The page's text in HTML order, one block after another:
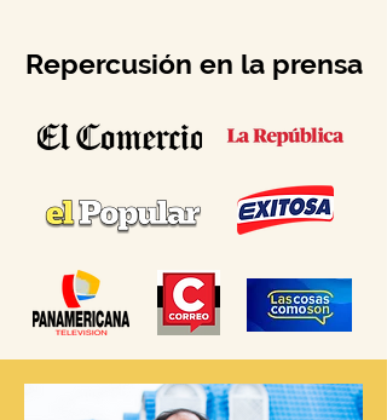
Repercusión en la prensa